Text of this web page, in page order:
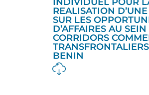
INDIVIDUEL POUR
REALISATION
SUR LES
D’AFFAIRES AU
CORRIDORS
BENIN